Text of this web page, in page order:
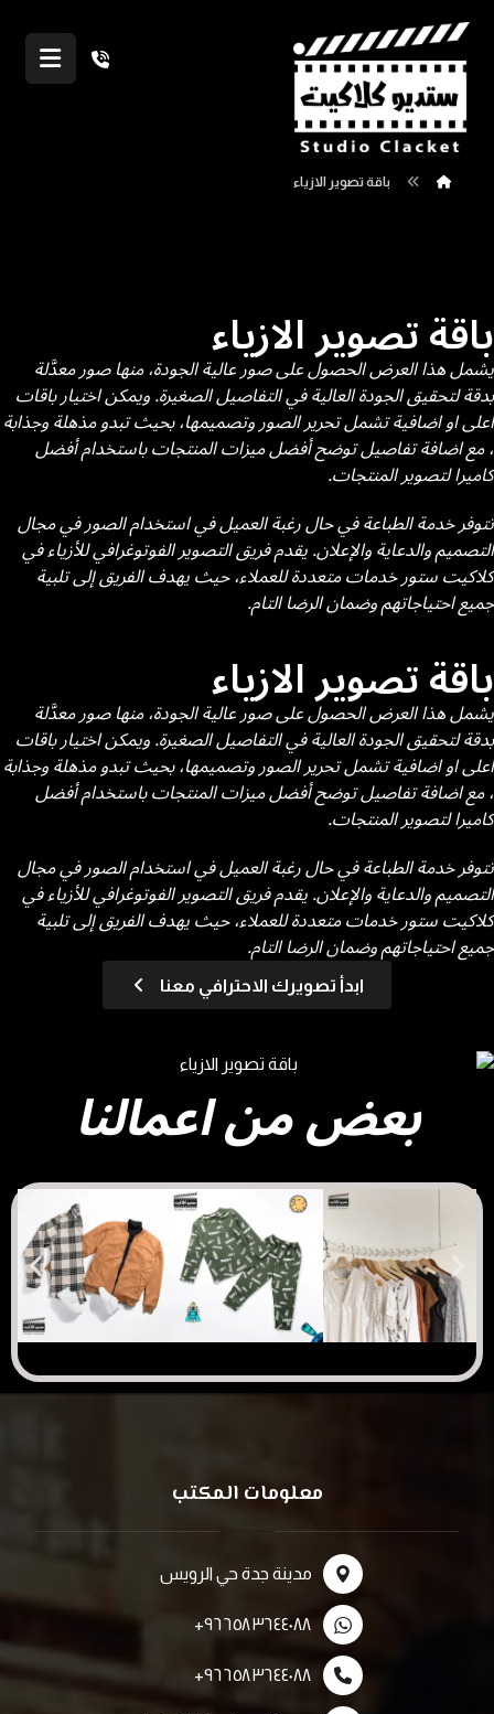
باقة تصوير الازياء
باقة تصوير الازياء
يشمل هذا العرض الحصول على صور عالية الجودة، منها صور معدَّلة
بدقة لتحقيق الجودة العالية في التفاصيل الصغيرة. ويمكن اختيار باقات
اعلى او اضافية تشمل تحرير الصور وتصميمها، بحيث تبدو مذهلة وجذابة
، مع اضافة تفاصيل توضح أفضل ميزات المنتجات باستخدام أفضل
كاميرا لتصوير المنتجات.
تتوفر خدمة الطباعة في حال رغبة العميل في استخدام الصور في مجال
التصميم والدعاية والإعلان. يقدم فريق التصوير الفوتوغرافي للأزياء في
كلاكيت ستور خدمات متعددة للعملاء، حيث يهدف الفريق إلى تلبية
جميع احتياجاتهم وضمان الرضا التام.
باقة تصوير الازياء
يشمل هذا العرض الحصول على صور عالية الجودة، منها صور معدَّلة
بدقة لتحقيق الجودة العالية في التفاصيل الصغيرة. ويمكن اختيار باقات
اعلى او اضافية تشمل تحرير الصور وتصميمها، بحيث تبدو مذهلة وجذابة
، مع اضافة تفاصيل توضح أفضل ميزات المنتجات باستخدام أفضل
كاميرا لتصوير المنتجات.
تتوفر خدمة الطباعة في حال رغبة العميل في استخدام الصور في مجال
التصميم والدعاية والإعلان. يقدم فريق التصوير الفوتوغرافي للأزياء في
كلاكيت ستور خدمات متعددة للعملاء، حيث يهدف الفريق إلى تلبية
جميع احتياجاتهم وضمان الرضا التام.
ابدأ تصويرك الاحترافي معنا
بعض من اعمالنا
معلومات المكتب
مدينة جدة حي الرويس
٩٦٦٥٨٣٦٤٤٠٨٨+
٩٦٦٥٨٣٦٤٤٠٨٨+